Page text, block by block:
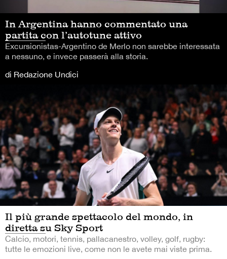
In Argentina hanno commentato una
partita con l’autotune attivo
Excursionistas-Argentino de Merlo non sarebbe interessata
a nessuno, e invece passerà alla storia.
di Redazione Undici
Il più grande spettacolo del mondo, in
diretta su Sky Sport
Calcio, motori, tennis, pallacanestro, volley, golf, rugby:
tutte le emozioni live, come non le avete mai viste prima.